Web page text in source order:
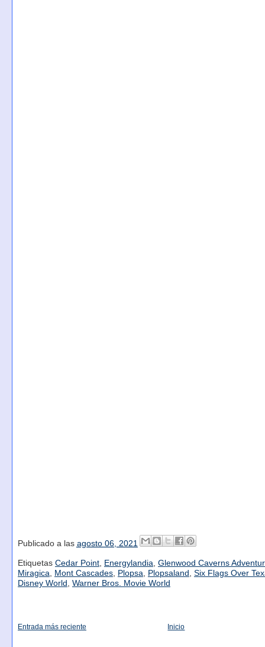
Publicado a las agosto 06, 2021
Etiquetas Cedar Point, Energylandia, Glenwood Caverns
Miragica, Mont Cascades, Plopsa, Plopsaland , Six Flags Over
Disney World , Warner Bros. Movie World
Entrada más reciente Inicio